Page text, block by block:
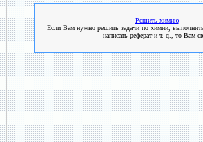
Решить химию
Если Вам нужно решить задачи по химии,
написать реферат и т. д., то Вам